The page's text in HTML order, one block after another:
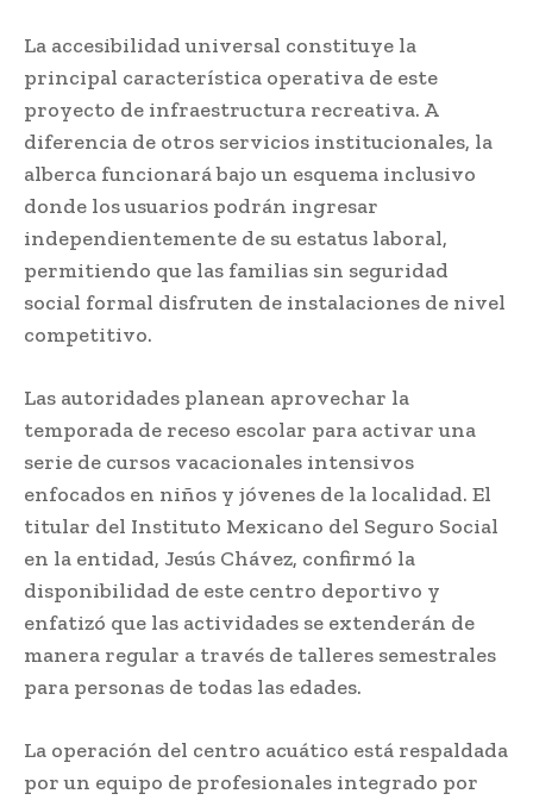
La accesibilidad universal constituye la
principal característica operativa de este
proyecto de infraestructura recreativa. A
diferencia de otros servicios institucionales, la
alberca funcionará bajo un esquema inclusivo
donde los usuarios podrán ingresar
independientemente de su estatus laboral,
permitiendo que las familias sin seguridad
social formal disfruten de instalaciones de nivel
competitivo.
Las autoridades planean aprovechar la
temporada de receso escolar para activar una
serie de cursos vacacionales intensivos
enfocados en niños y jóvenes de la localidad. El
titular del Instituto Mexicano del Seguro Social
en la entidad, Jesús Chávez, confirmó la
disponibilidad de este centro deportivo y
enfatizó que las actividades se extenderán de
manera regular a través de talleres semestrales
para personas de todas las edades.
La operación del centro acuático está respaldada
por un equipo de profesionales integrado por